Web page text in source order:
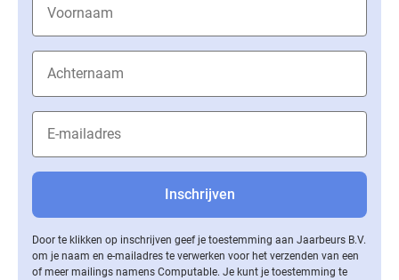
Door te klikken op inschrijven geef je toestemming aan Jaarbeurs B.V.
om je naam en e-mailadres te verwerken voor het verzenden van een
of meer mailings namens Computable. Je kunt je toestemming te